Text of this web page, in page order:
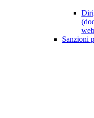
Sanzioni